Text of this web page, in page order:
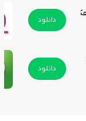
دانلود
دانلود